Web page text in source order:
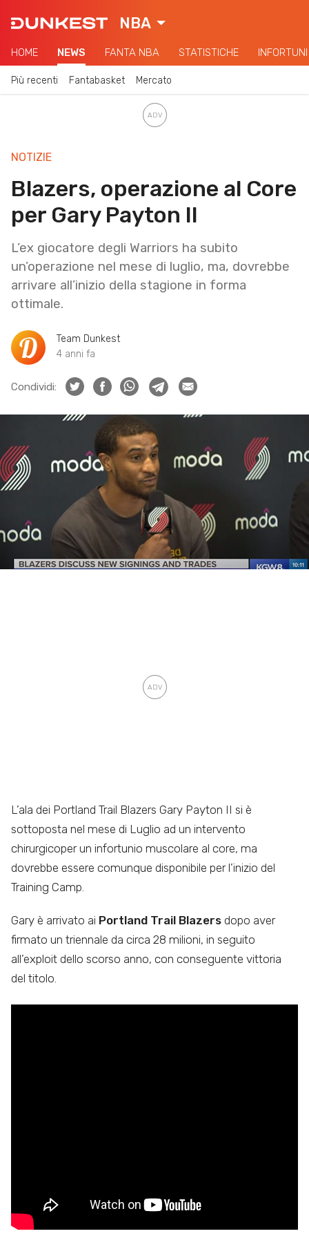
NBA
HOME NEWS FANTA NBA STATISTICHE INFORTUNI
Più recenti Fantabasket Mercato
NOTIZIE
Blazers, operazione al Core
per Gary Payton II
L’ex giocatore degli Warriors ha subito
un’operazione nel mese di luglio, ma, dovrebbe
arrivare all’inizio della stagione in forma
ottimale.
Team Dunkest
4 anni fa
Condividi:
L’ala dei Portland Trail Blazers Gary Payton II si è
sottoposta nel mese di Luglio ad un intervento
chirurgicoper un infortunio muscolare al core, ma
dovrebbe essere comunque disponibile per l’inizio del
Training Camp.
Gary è arrivato ai Portland Trail Blazers dopo aver
firmato un triennale da circa 28 milioni, in seguito
all’exploit dello scorso anno, con conseguente vittoria
del titolo.